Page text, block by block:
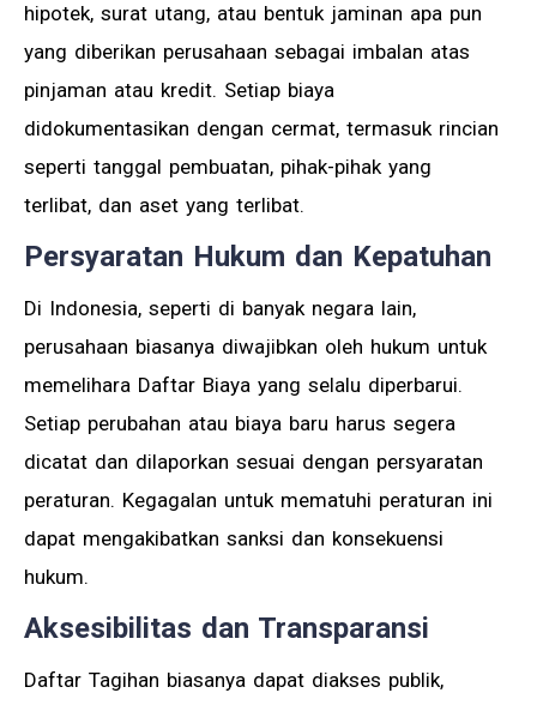
hipotek, surat utang, atau bentuk jaminan apa pun
yang diberikan perusahaan sebagai imbalan atas
pinjaman atau kredit. Setiap biaya
didokumentasikan dengan cermat, termasuk rincian
seperti tanggal pembuatan, pihak-pihak yang
terlibat, dan aset yang terlibat.
Persyaratan Hukum dan Kepatuhan
Di Indonesia, seperti di banyak negara lain,
perusahaan biasanya diwajibkan oleh hukum untuk
memelihara Daftar Biaya yang selalu diperbarui.
Setiap perubahan atau biaya baru harus segera
dicatat dan dilaporkan sesuai dengan persyaratan
peraturan. Kegagalan untuk mematuhi peraturan ini
dapat mengakibatkan sanksi dan konsekuensi
hukum.
Aksesibilitas dan Transparansi
Daftar Tagihan biasanya dapat diakses publik,